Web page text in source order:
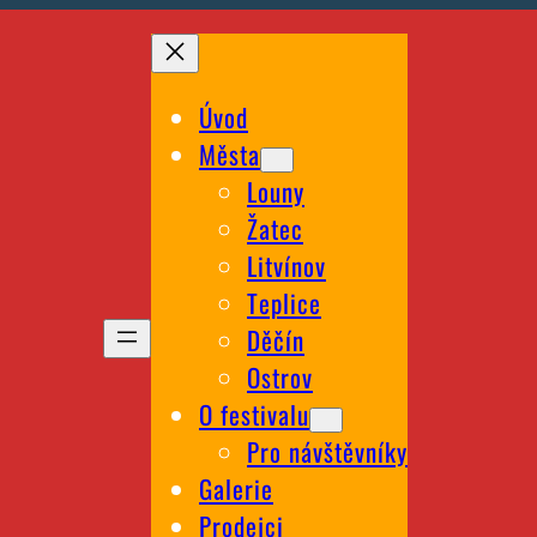
Úvod
Města
Louny
Žatec
Litvínov
Teplice
Děčín
Ostrov
O festivalu
Pro návštěvníky
Galerie
Prodejci